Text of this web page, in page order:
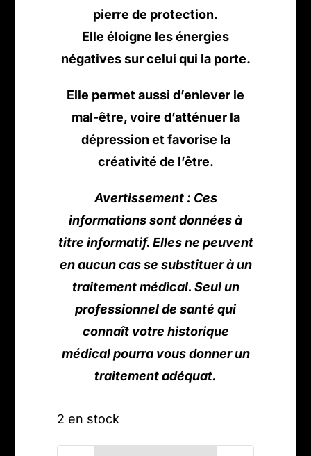
pierre de protection.
Elle éloigne les énergies
négatives sur celui qui la porte.
Elle permet aussi d’enlever le
mal-être, voire d’atténuer la
dépression et favorise la
créativité de l’être.
Avertissement : Ces
informations sont données à
titre informatif. Elles ne peuvent
en aucun cas se substituer à un
traitement médical. Seul un
professionnel de santé qui
connaît votre historique
médical pourra vous donner un
traitement adéquat.
2 en stock